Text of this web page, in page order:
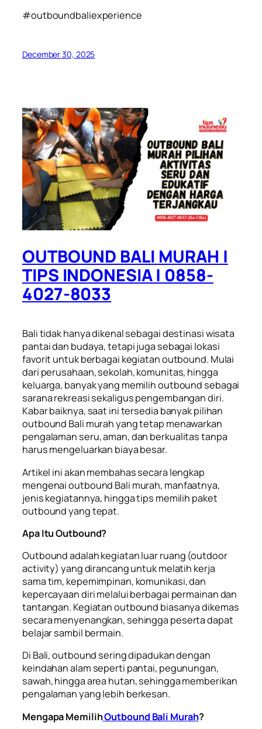
#outboundbaliexperience
December 30, 2025
OUTBOUND BALI MURAH |
TIPS INDONESIA | 0858-
4027-8033
Bali tidak hanya dikenal sebagai destinasi wisata
pantai dan budaya, tetapi juga sebagai lokasi
favorit untuk berbagai kegiatan outbound. Mulai
dari perusahaan, sekolah, komunitas, hingga
keluarga, banyak yang memilih outbound sebagai
sarana rekreasi sekaligus pengembangan diri.
Kabar baiknya, saat ini tersedia banyak pilihan
outbound Bali murah yang tetap menawarkan
pengalaman seru, aman, dan berkualitas tanpa
harus mengeluarkan biaya besar.
Artikel ini akan membahas secara lengkap
mengenai outbound Bali murah, manfaatnya,
jenis kegiatannya, hingga tips memilih paket
outbound yang tepat.
Apa Itu Outbound?
Outbound adalah kegiatan luar ruang (outdoor
activity) yang dirancang untuk melatih kerja
sama tim, kepemimpinan, komunikasi, dan
kepercayaan diri melalui berbagai permainan dan
tantangan. Kegiatan outbound biasanya dikemas
secara menyenangkan, sehingga peserta dapat
belajar sambil bermain.
Di Bali, outbound sering dipadukan dengan
keindahan alam seperti pantai, pegunungan,
sawah, hingga area hutan, sehingga memberikan
pengalaman yang lebih berkesan.
Mengapa MemilihOutbound Bali Murah?